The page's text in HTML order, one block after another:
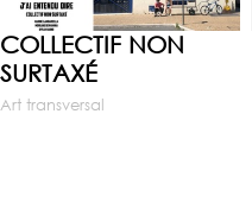
COLLECTIF NON
SURTAXÉ
Art transversal